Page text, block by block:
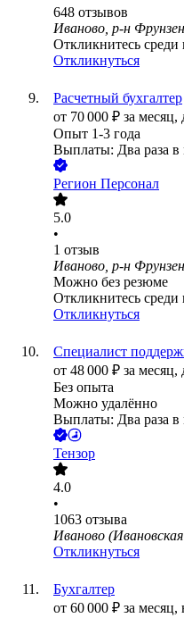
648 отзывов
Иваново, р-н
Откликнитесь среди
Откликнуться
Расчетный бухгалтер
от 70 000 ₽ за месяц,
Опыт 1-3 года
Выплаты: Два раза в
Регион Персонал
5.0
•
1 отзыв
Иваново, р-н
Можно без резюме
Откликнитесь среди
Откликнуться
Специалист
от 48 000 ₽ за месяц,
Без опыта
Можно удалённо
Выплаты: Два раза в
Тензор
4.0
•
1063 отзыва
Иваново
Откликнуться
Бухгалтер
от 60 000 ₽ за месяц,